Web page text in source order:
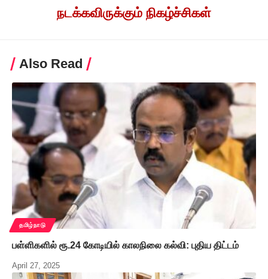
நடக்கவிருக்கும் நிகழ்ச்சிகள்
Also Read
தமிழ்நாடு
பள்ளிகளில் ரூ.24 கோடியில் காலநிலை கல்வி: புதிய திட்டம்
April 27, 2025